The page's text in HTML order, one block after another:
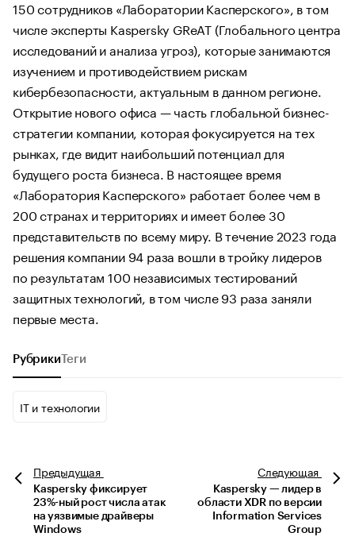
150 сотрудников «Лаборатории Касперского», в том
числе эксперты Kaspersky GReAT (Глобального центра
исследований и анализа угроз), которые занимаются
изучением и противодействием рискам
кибербезопасности, актуальным в данном регионе.
Открытие нового офиса — часть глобальной бизнес-
стратегии компании, которая фокусируется на тех
рынках, где видит наибольший потенциал для
будущего роста бизнеса. В настоящее время
«Лаборатория Касперского» работает более чем в
200 странах и территориях и имеет более 30
представительств по всему миру. В течение 2023 года
решения компании 94 раза вошли в тройку лидеров
по результатам 100 независимых тестирований
защитных технологий, в том числе 93 раза заняли
первые места.
Рубрики Теги
IT и технологии
Предыдущая
Kaspersky фиксирует
23%-ный рост числа атак
на уязвимые драйверы
Windows
Следующая
Kaspersky — лидер в
области XDR по версии
Information Services
Group